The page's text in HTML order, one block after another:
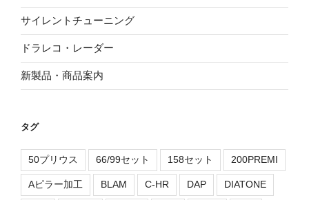
サイレントチューニング
ドラレコ・レーダー
新製品・商品案内
タグ
50プリウス 66/99セット 158セット 200PREMI
Aピラー加工 BLAM C-HR DAP DIATONE